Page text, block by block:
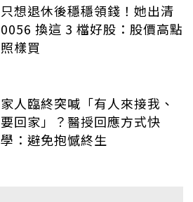
只想退休後穩穩領錢！她出清
0056 換這 3 檔好股：股價高點
照樣買
家人臨終突喊「有人來接我、
要回家」？醫授回應方式快
學：避免抱憾終生